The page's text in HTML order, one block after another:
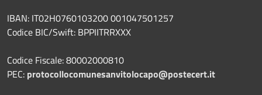
IBAN: IT02H0760103200 001047501257
Codice BIC/Swift: BPPIITRRXXX
Codice Fiscale: 80002000810
PEC: protocollocomunesanvitolocapo@postecert.it